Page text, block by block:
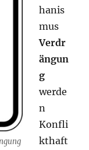
hanis
mus
Verdr
ängun
g
werde
n
Konfli
kthaft